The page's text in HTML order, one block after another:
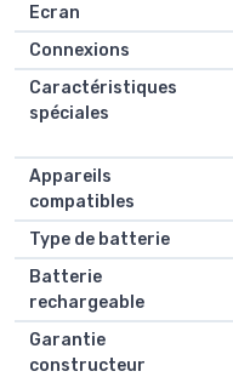
Ecran
Connexions
Caractéristiques
spéciales
Appareils
compatibles
Type de batterie
Batterie
rechargeable
Garantie
constructeur